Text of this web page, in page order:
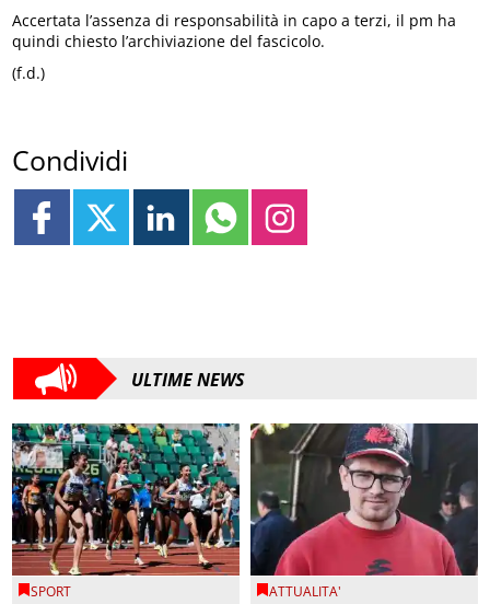
Accertata l’assenza di responsabilità in capo a terzi, il pm ha
quindi chiesto l’archiviazione del fascicolo.
(f.d.)
Condividi
ULTIME NEWS
SPORT ATTUALITA'